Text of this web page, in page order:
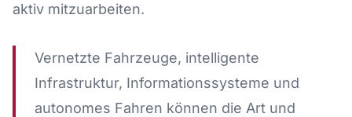
aktiv mitzuarbeiten.
Vernetzte Fahrzeuge, intelligente
Infrastruktur, Informationssysteme und
autonomes Fahren können die Art und